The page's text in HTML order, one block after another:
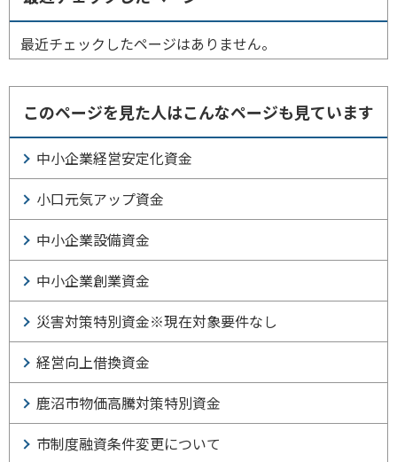
最近チェックしたページはありません。
このページを見た人はこんなページも見ています
中小企業経営安定化資金
小口元気アップ資金
中小企業設備資金
中小企業創業資金
災害対策特別資金※現在対象要件なし
経営向上借換資金
鹿沼市物価高騰対策特別資金
市制度融資条件変更について